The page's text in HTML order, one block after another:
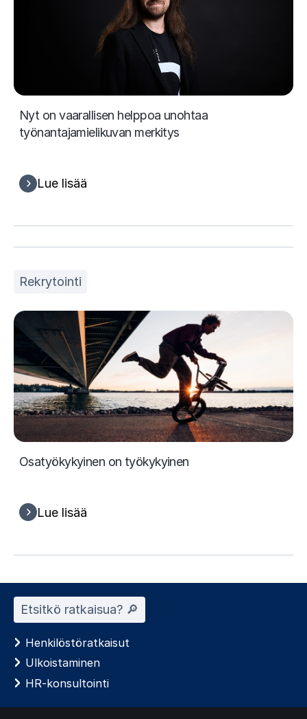
Nyt on vaarallisen helppoa unohtaa
työnantajamielikuvan merkitys
Lue lisää
Rekrytointi
Osatyökykyinen on työkykyinen
Lue lisää
Etsitkö ratkaisua? 🔎︎
Henkilöstöratkaisut
Ulkoistaminen
HR-konsultointi